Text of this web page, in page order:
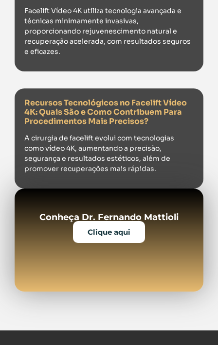
Facelift Vídeo 4K utiliza tecnologia avançada e
técnicas minimamente invasivas,
proporcionando rejuvenescimento natural e
recuperação acelerada, com resultados seguros
e eficazes.
Recursos Tecnológicos no Facelift Vídeo
4K: Quais São e Como Contribuem Para
Procedimentos Mais Precisos?
A cirurgia de facelift evolui com tecnologias
como vídeo 4K, aumentando a precisão,
segurança e resultados estéticos, além de
promover recuperações mais rápidas.
Conheça Dr. Fernando Mattioli
Clique aqui